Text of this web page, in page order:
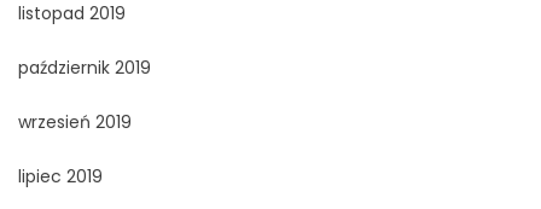
listopad 2019
październik 2019
wrzesień 2019
lipiec 2019